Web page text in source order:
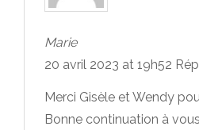
Marie
20 avril 2023 at 19h52
Merci Gisèle et Wendy
Bonne continuation à